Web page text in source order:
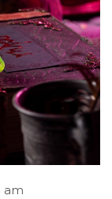
am